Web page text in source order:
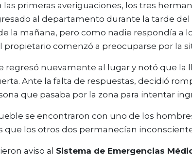
las primeras averiguaciones, los tres
al departamento durante la tarde
la mañana, pero como nadie respondía a
propietario comenzó a preocuparse por la
regresó nuevamente al lugar y notó que la
Ante la falta de respuestas, decidió
que pasaba por la zona para intentar
se encontraron con uno de los
que los otros dos permanecían
aviso al Sistema de Emergencias